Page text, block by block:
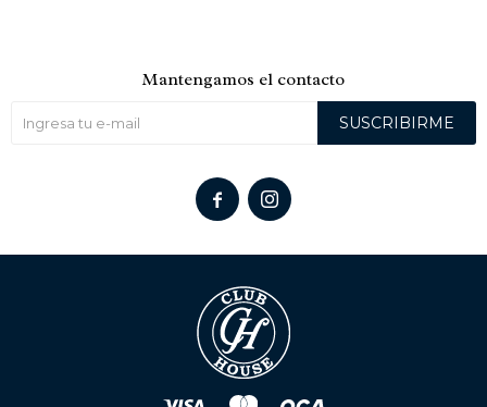
Mantengamos el contacto
SUSCRIBIRME
 